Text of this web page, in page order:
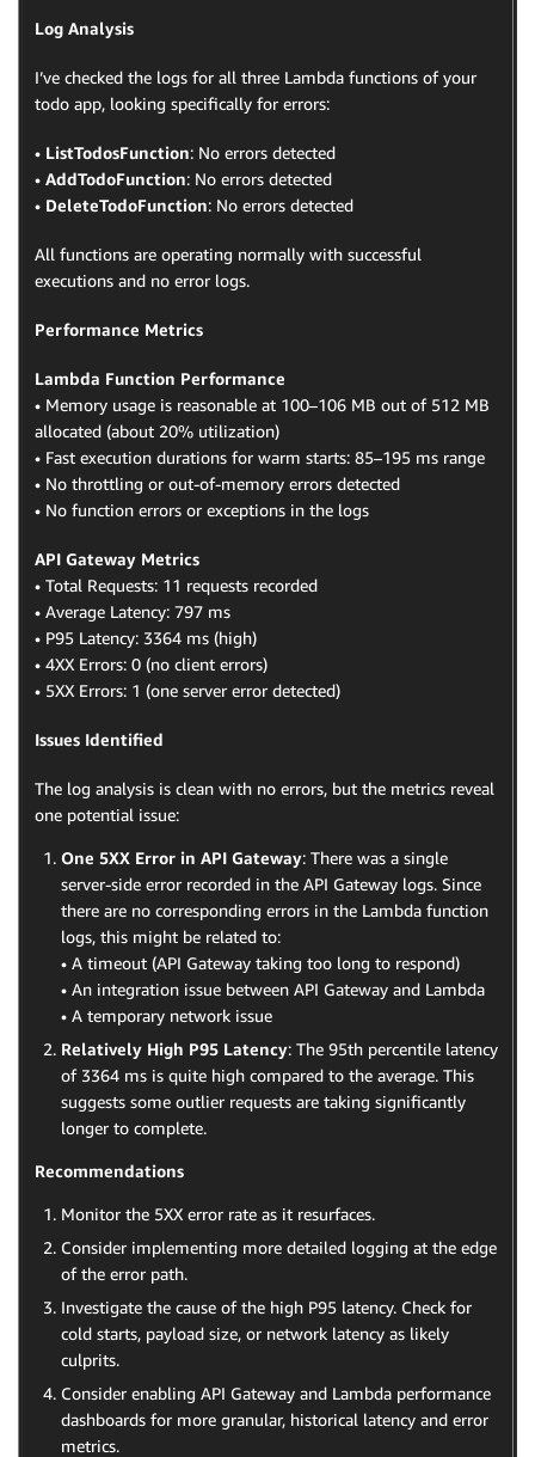
Log Analysis
I’ve checked the logs for all three Lambda functions of your
todo app, looking specifically for errors:
• ListTodosFunction: No errors detected
• AddTodoFunction: No errors detected
• DeleteTodoFunction: No errors detected
All functions are operating normally with successful
executions and no error logs.
Performance Metrics
Lambda Function Performance
• Memory usage is reasonable at 100–106 MB out of 512 MB
allocated (about 20% utilization)
• Fast execution durations for warm starts: 85–195 ms range
• No throttling or out-of-memory errors detected
• No function errors or exceptions in the logs
API Gateway Metrics
• Total Requests: 11 requests recorded
• Average Latency: 797 ms
• P95 Latency: 3364 ms (high)
• 4XX Errors: 0 (no client errors)
• 5XX Errors: 1 (one server error detected)
Issues Identified
The log analysis is clean with no errors, but the metrics reveal
one potential issue:
One 5XX Error in API Gateway: There was a single
server-side error recorded in the API Gateway logs. Since
there are no corresponding errors in the Lambda function
logs, this might be related to:
• A timeout (API Gateway taking too long to respond)
• An integration issue between API Gateway and Lambda
• A temporary network issue
Relatively High P95 Latency: The 95th percentile latency
of 3364 ms is quite high compared to the average. This
suggests some outlier requests are taking significantly
longer to complete.
Recommendations
Monitor the 5XX error rate as it resurfaces.
Consider implementing more detailed logging at the edge
of the error path.
Investigate the cause of the high P95 latency. Check for
cold starts, payload size, or network latency as likely
culprits.
Consider enabling API Gateway and Lambda performance
dashboards for more granular, historical latency and error
metrics.